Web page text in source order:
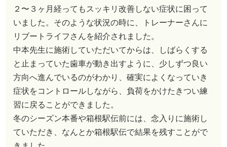
２〜３ヶ月経ってもスッキリ改善しない症状に困って
いました。そのような状況の時に、トレーナーさんに
リブートライフさんを紹介されました。
中本先生に施術していただいてからは、しばらくする
と止まっていた歯車が動き出すように、少しずつ良い
方向へ進んでいるのがわかり、確実によくなっていき
症状をコントロールしながら、負荷をかけたきつい練
習に戻ることができました。
冬のシーズン本番や箱根駅伝前には、念入りに施術し
ていただき、なんとか箱根駅伝で結果を残すことがで